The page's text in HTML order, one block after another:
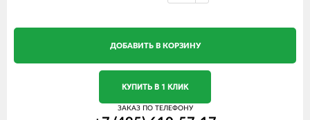
ДОБАВИТЬ В КОРЗИНУ
КУПИТЬ В 1 КЛИК
ЗАКАЗ ПО ТЕЛЕФОНУ